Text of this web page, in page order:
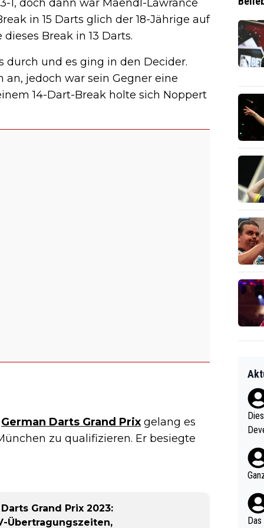
1, doch dann war Maendl-Lawrance
in 15 Darts glich der 18-Jährige auf
Break in 13 Darts.
durch und es ging in den Decider.
jedoch war sein Gegner eine
14-Dart-Break holte sich Noppert
German Darts Grand Prix gelang es
zu qualifizieren. Er besiegte
Grand Prix 2023:
Übertragungszeiten,
e mal 40+
och krasser wie ein